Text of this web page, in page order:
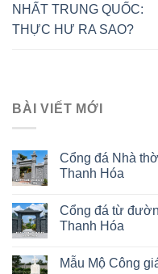
NHẤT TRUNG QUỐC:
THỰC HƯ RA SAO?
BÀI VIẾT MỚI
Cổng đá Nhà
Thanh Hóa
Cổng đá từ
Thanh Hóa
Mẫu Mộ Công